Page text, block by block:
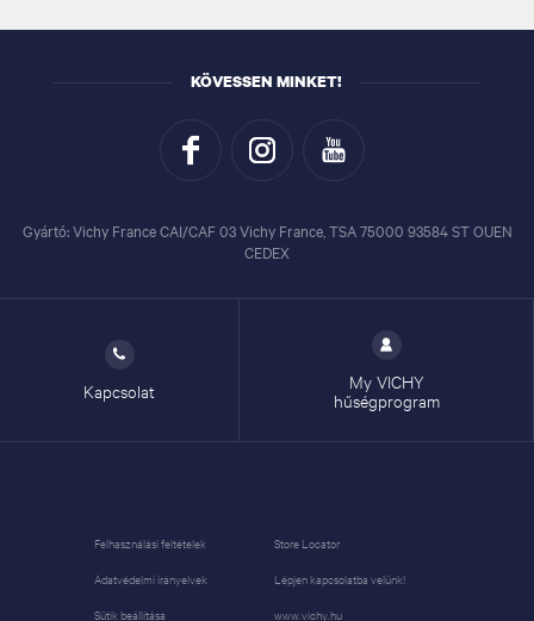
KÖVESSEN MINKET!
Gyártó: Vichy France CAI/CAF 03 Vichy France, TSA 75000 93584 ST OUEN
CEDEX
Kapcsolat
My VICHY
hűségprogram
Felhasználási feltételek
Adatvédelmi irányelvek
Sütik beállítása
Store Locator
Lépjen kapcsolatba velünk!
www.vichy.hu